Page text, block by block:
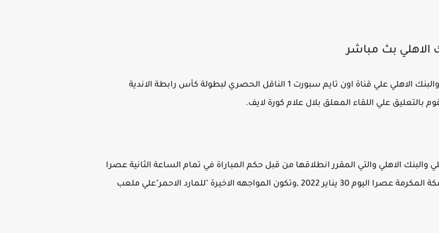
الاهلي بث مباشر
Yalla shoot حيث يتم اذاعة مباراة الاهلي والبنك الاهلي علي قناة اون تايم سبورت 1 الناقل الحصري لبطولة كأس رابطة الاندية
والبنك الاهلي والتي المقرر انطلاقها من قبل حكم المباراة في تمام الساعة الثانية عصرا
بتوقيت القاهرة والساعة الثالثة بتوقيت مكة المكرمة عصرا اليوم 30 يناير 2022 ,وتكون المواجهه الاخيرة "للمارد الاحمر"علي ملعب